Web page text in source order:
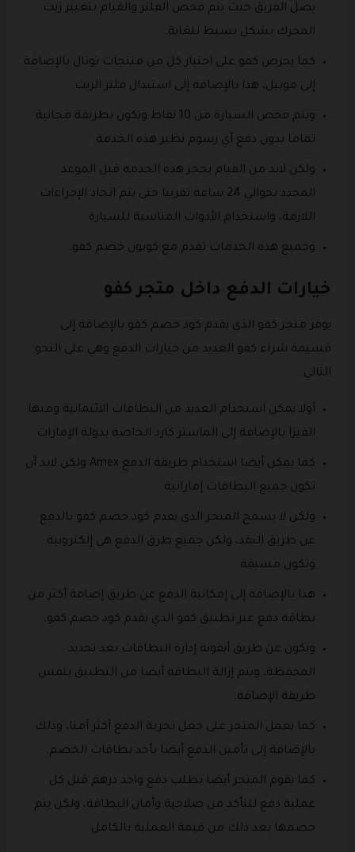
يصل الفريق حيث يتم فحص الفلتر والقيام بتغيير زيت
المحرك بشكل بسيط للغاية.
كما يحرص كفو على اختيار كل من منتجات توتال بالإضافة
إلى موبيل، هذا بالإضافة إلى استبدال فلتر الزيت.
ويتم فحص السيارة من 10 نقاط ويكون بطريقة مجانية
تماما بدون دفع أي رسوم نظير هذه الخدمة.
ولكن لابد من القيام بحجز هذه الخدمة قبل الموعد
المحدد بحوالي 24 ساعة تقريبا حتى يتم اتخاذ الإجراءات
اللازمة، واستخدام الأدوات المناسبة للسيارة.
وجميع هذه الخدمات تقدم مع كوبون خصم كفو.
خيارات الدفع داخل متجر كفو
يوفر متجر كفو الذي يقدم كود خصم كفو بالإضافة إلى
قسيمة شراء كفو العديد من خيارات الدفع وهي على النحو
التالي:
أولا يمكن استخدام العديد من البطاقات الائتمانية ومنها
الفيزا بالإضافة إلى الماستر كارد الخاصة بدولة الإمارات.
كما يمكن أيضا استخدام طريقة الدفع Amex ولكن لابد أن
تكون جميع البطاقات إماراتية.
ولكن لا يسمح المتجر الذي يقدم كود خصم كفو بالدفع
عن طريق النقد، ولكن جميع طرق الدفع هي إلكترونية
وتكون مسبقة.
هذا بالإضافة إلى إمكانية الدفع عن طريق إضافة أكثر من
بطاقة دفع عبر تطبيق كفو الذي يقدم كود خصم كفو.
ويكون عن طريق أيقونة إدارة البطاقات بعد تحديد
المحفظة، ويتم إزالة البطاقة أيضا من التطبيق بنفس
طريقة الإضافة.
كما يعمل المتجر على جعل تجربة الدفع أكثر آمنا، وذلك
بالإضافة إلى تأمين الدفع أيضا بأحد بطاقات الخصم.
كما يقوم المتجر أيضا بطلب دفع واحد درهم قبل كل
عملية دفع للتأكد من صلاحية وأمان البطاقة، ولكن يتم
خصمها بعد ذلك من قيمة العملية بالكامل.